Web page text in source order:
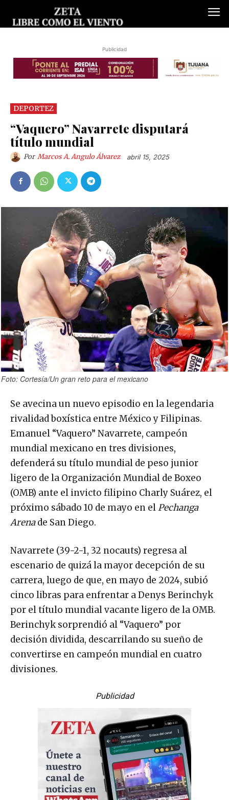
Publicidad
DEPORTEZ
“Vaquero” Navarrete disputará
título mundial
Por Marcos A. Angulo Álvarez abril 15, 2025
Foto: Cortesía/Un gran reto para el mexicano
Se avecina un nuevo episodio en la legendaria
rivalidad boxística entre México y Filipinas.
Emanuel “Vaquero” Navarrete, campeón
mundial mexicano en tres divisiones,
defenderá su título mundial de peso junior
ligero de la Organización Mundial de Boxeo
(OMB) ante el invicto filipino Charly Suárez, el
próximo sábado 10 de mayo en elPechanga
Arenade San Diego.
Navarrete (39-2-1, 32 nocauts) regresa al
escenario de quizá la mayor decepción de su
carrera, luego de que, en mayo de 2024, subió
cinco libras para enfrentar a Denys Berinchyk
por el título mundial vacante ligero de la OMB.
Berinchyk sorprendió al “Vaquero” por
decisión dividida, descarrilando su sueño de
convertirse en campeón mundial en cuatro
divisiones.
Publicidad